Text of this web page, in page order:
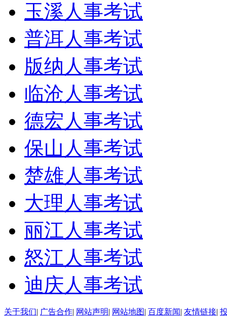
玉溪人事考试
普洱人事考试
版纳人事考试
临沧人事考试
德宏人事考试
保山人事考试
楚雄人事考试
大理人事考试
丽江人事考试
怒江人事考试
迪庆人事考试
关于我们| 广告合作| 网站声明| 网站地图| 百度新闻| 友情链接|